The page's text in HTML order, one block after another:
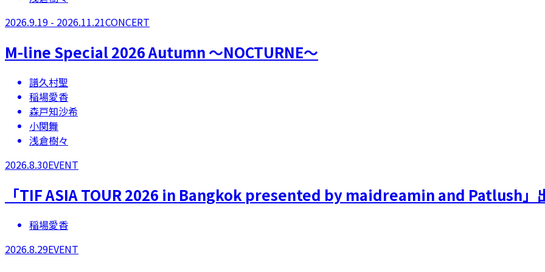
2026.9.19 - 2026.11.21CONCERT
M-line Special 2026 Autumn 〜NOCTURNE〜
譜久村聖
稲場愛香
森戸知沙希
小関舞
浅倉樹々
2026.8.30EVENT
「TIF ASIA TOUR 2026 in Bangkok presented by maidreamin and Patlush」
稲場愛香
2026.8.29EVENT